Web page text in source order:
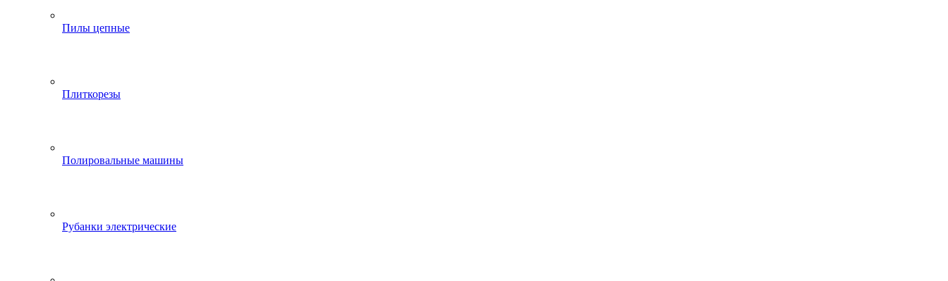
Пилы цепные
Плиткорезы
Полировальные машины
Рубанки электрические